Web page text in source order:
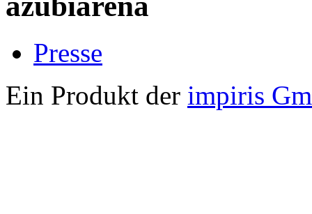
Presse
Ein Produkt der impiris